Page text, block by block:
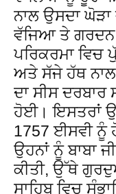
ਨਾਲ ਉਸਦਾ
ਵੱਜਿਆ ਤੇ ਗਰਦਨ
ਪਰਿਕਰਮਾ ਵਿਚ
ਅਤੇ ਸੱਜੇ ਹੱਥ
ਦਾ ਸੀਸ ਦਰਬਾਰ
ਹੋਈ। ਇਸਤਰਾਂ
1757 ਈਸਵੀ ਨੂੰ
ਉਹਨਾਂ ਨੂੰ ਬਾਬਾ
ਕੀਤੀ, ਉੱਥੇ
ਸਾਹਿਬ ਵਿਚ